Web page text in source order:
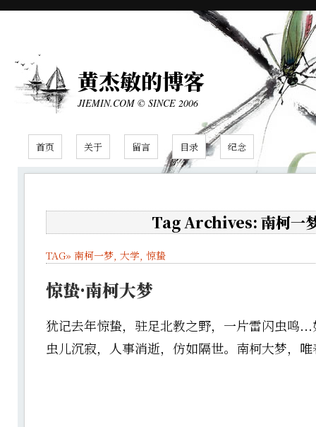
黄杰敏的博客
JIEMIN.COM © SINCE 2006
首页 关于 留言 目录 纪念
Tag Archives: 南柯一
TAG» 南柯一梦, 大学, 惊蛰
惊蛰·南柯大梦
犹记去年惊蛰，驻足北教之野，一片雷闪虫鸣
虫儿沉寂，人事消逝，仿如隔世。南柯大梦，